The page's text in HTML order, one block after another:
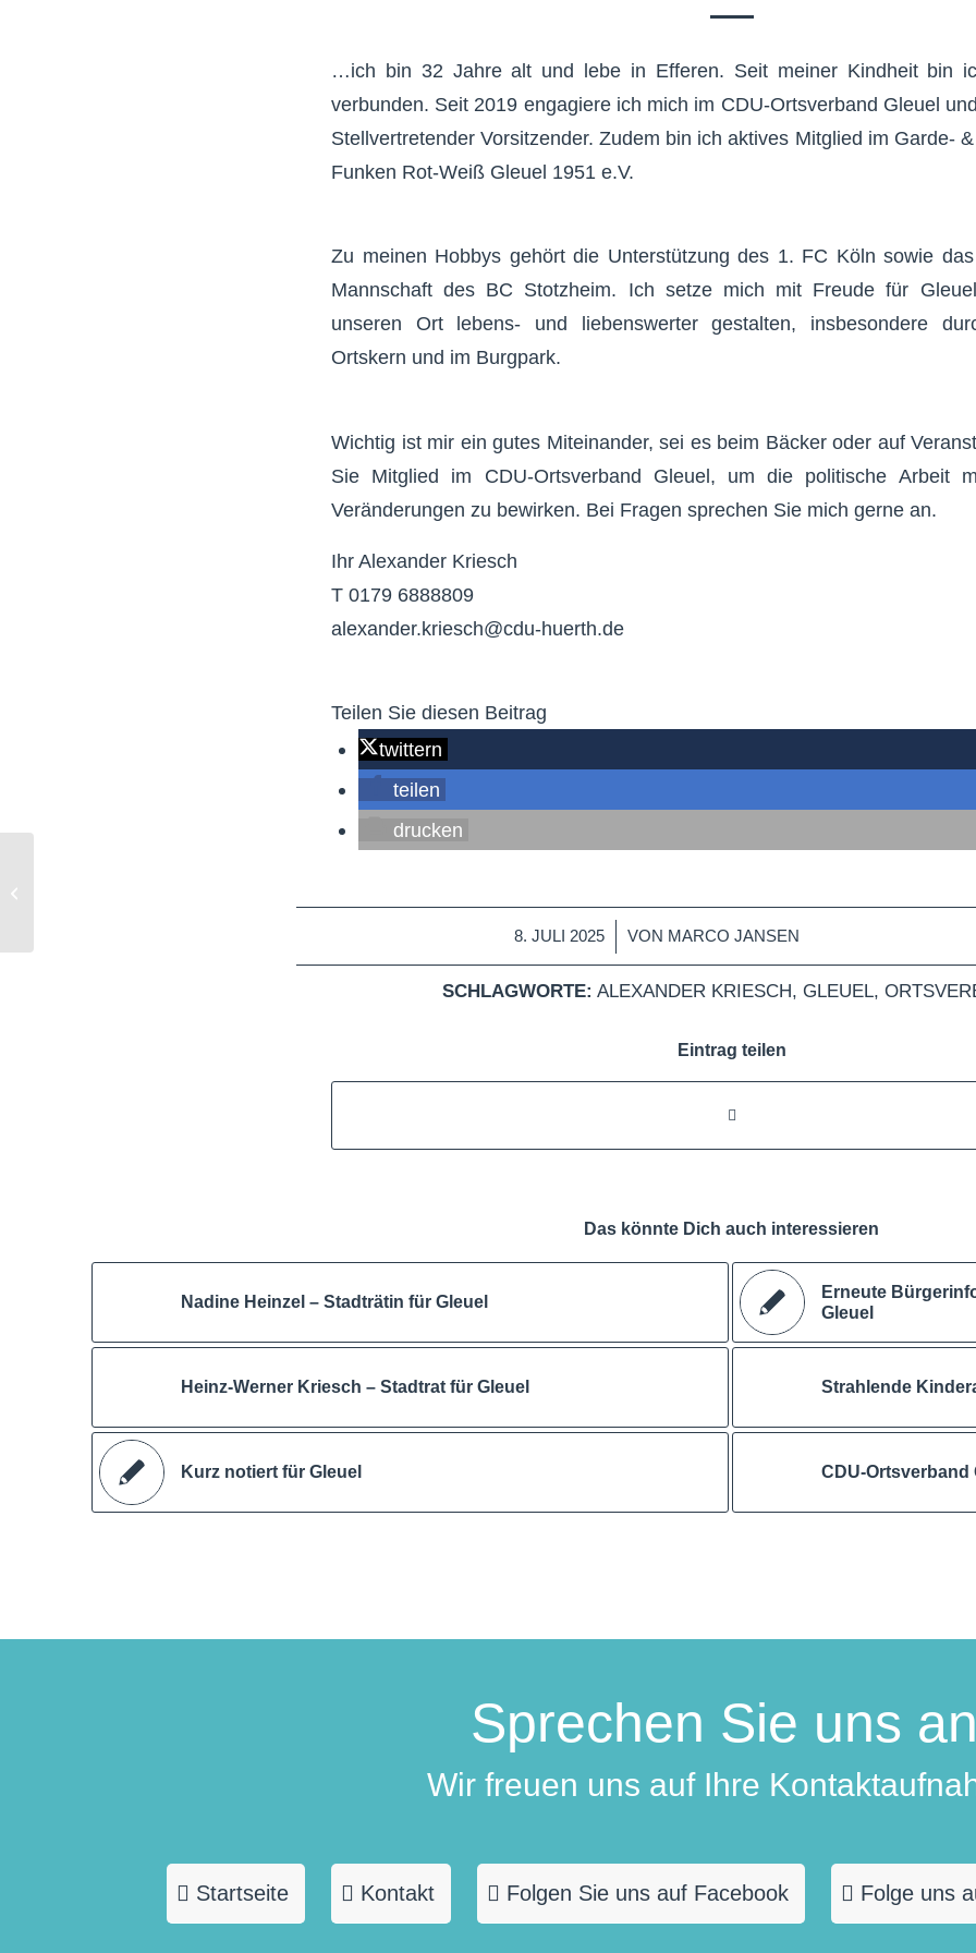
…ich bin 32 Jahre alt und lebe in Efferen. Seit meiner Kindheit bin
verbunden. Seit 2019 engagiere ich mich im CDU-Ortsverband Gleuel
Stellvertretender Vorsitzender. Zudem bin ich aktives Mitglied im Garde-
Funken Rot-Weiß Gleuel 1951 e.V.
Zu meinen Hobbys gehört die Unterstützung des 1. FC Köln sowie
Mannschaft des BC Stotzheim. Ich setze mich mit Freude für
unseren Ort lebens- und liebenswerter gestalten, insbesondere
Ortskern und im Burgpark.
Wichtig ist mir ein gutes Miteinander, sei es beim Bäcker oder auf
Sie Mitglied im CDU-Ortsverband Gleuel, um die politische Arbeit
Veränderungen zu bewirken. Bei Fragen sprechen Sie mich gerne an.
Ihr Alexander Kriesch
T 0179 6888809
alexander.kriesch@cdu-huerth.de
Teilen Sie diesen Beitrag
twittern
teilen
drucken
8. JULI 2025
/ VON MARCO JANSEN
SCHLAGWORTE: ALEXANDER KRIESCH, GLEUEL,
Eintrag teilen
Das könnte Dich auch interessieren
Nadine Heinzel – Stadträtin für Gleuel
Erneute
Gleuel
Heinz-Werner Kriesch – Stadtrat für Gleuel Strahlende
Kurz notiert für Gleuel CDU-Ortsverband
Sprechen Sie uns
Wir freuen uns auf Ihre
Startseite Kontakt Folgen Sie uns auf Facebook Folge uns